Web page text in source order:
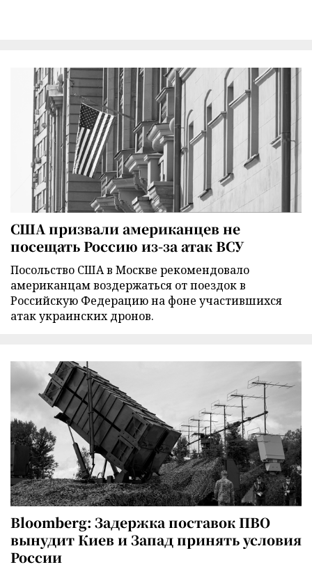
США призвали американцев не
посещать Россию из-за атак ВСУ
Посольство США в Москве рекомендовало
американцам воздержаться от поездок в
Российскую Федерацию на фоне участившихся
атак украинских дронов.
Bloomberg: Задержка поставок ПВО
вынудит Киев и Запад принять условия
России